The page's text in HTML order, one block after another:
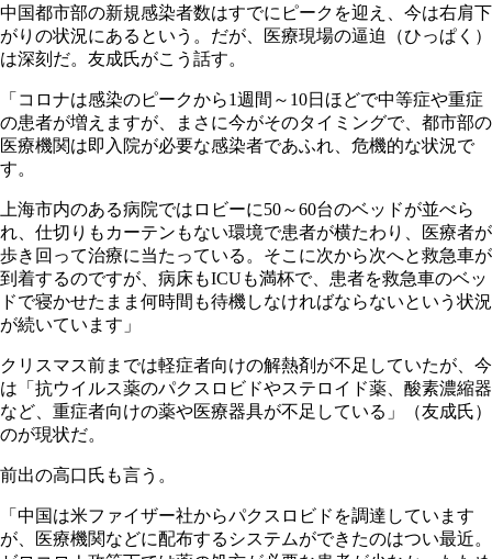
中国都市部の新規感染者数はすでにピークを迎え、今は右肩下
がりの状況にあるという。だが、医療現場の逼迫（ひっぱく）
は深刻だ。友成氏がこう話す。
「コロナは感染のピークから1週間～10日ほどで中等症や重症
の患者が増えますが、まさに今がそのタイミングで、都市部の
医療機関は即入院が必要な感染者であふれ、危機的な状況で
す。
上海市内のある病院ではロビーに50～60台のベッドが並べら
れ、仕切りもカーテンもない環境で患者が横たわり、医療者が
歩き回って治療に当たっている。そこに次から次へと救急車が
到着するのですが、病床もICUも満杯で、患者を救急車のベッ
ドで寝かせたまま何時間も待機しなければならないという状況
が続いています」
クリスマス前までは軽症者向けの解熱剤が不足していたが、今
は「抗ウイルス薬のパクスロビドやステロイド薬、酸素濃縮器
など、重症者向けの薬や医療器具が不足している」（友成氏）
のが現状だ。
前出の高口氏も言う。
「中国は米ファイザー社からパクスロビドを調達しています
が、医療機関などに配布するシステムができたのはつい最近。